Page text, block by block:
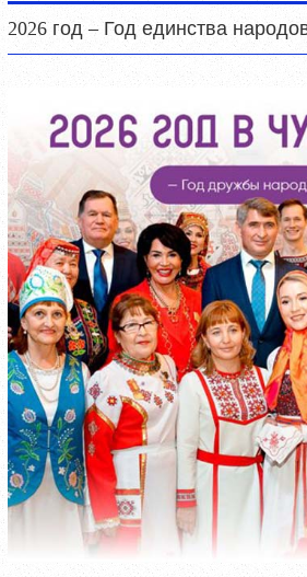
2026 год – Год единства